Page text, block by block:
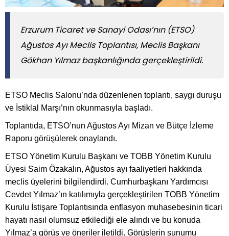
Erzurum Ticaret ve Sanayi Odası’nın (ETSO)
Ağustos Ayı Meclis Toplantısı, Meclis Başkanı
Gökhan Yılmaz başkanlığında gerçekleştirildi.
ETSO Meclis Salonu’nda düzenlenen toplantı, saygı duruşu
ve İstiklal Marşı’nın okunmasıyla başladı.
Toplantıda, ETSO’nun Ağustos Ayı Mizan ve Bütçe İzleme
Raporu görüşülerek onaylandı.
ETSO Yönetim Kurulu Başkanı ve TOBB Yönetim Kurulu
Üyesi Saim Özakalın, Ağustos ayı faaliyetleri hakkında
meclis üyelerini bilgilendirdi. Cumhurbaşkanı Yardımcısı
Cevdet Yılmaz’ın katılımıyla gerçekleştirilen TOBB Yönetim
Kurulu İstişare Toplantısında enflasyon muhasebesinin ticari
hayatı nasıl olumsuz etkilediği ele alındı ve bu konuda
Yılmaz’a görüş ve öneriler iletildi. Görüşlerin sunumu